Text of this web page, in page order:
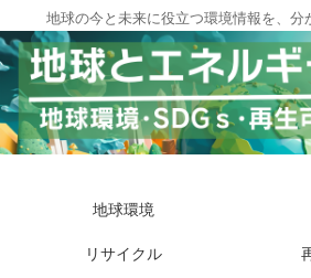
地球の今と未来に役立つ環境情報を、分
地球環境
リサイクル